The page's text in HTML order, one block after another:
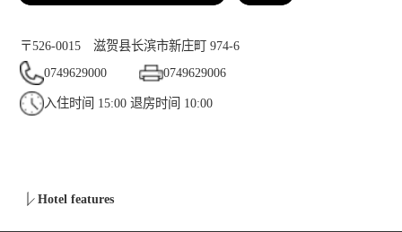
〒526-0015滋贺县长滨市新庄町 974-6
0749629000
0749629006
入住时间 15:00 退房时间 10:00
Hotel features